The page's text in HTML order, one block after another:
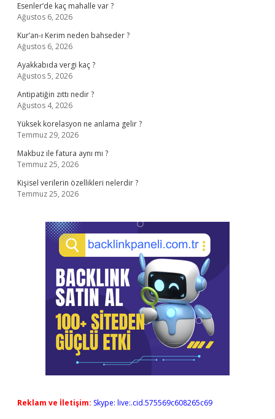
Esenler’de kaç mahalle var ?
Ağustos 6, 2026
Kur’an-ı Kerim neden bahseder ?
Ağustos 6, 2026
Ayakkabıda vergi kaç ?
Ağustos 5, 2026
Antipatiğin zıttı nedir ?
Ağustos 4, 2026
Yüksek korelasyon ne anlama gelir ?
Temmuz 29, 2026
Makbuz ile fatura aynı mı ?
Temmuz 25, 2026
Kişisel verilerin özellikleri nelerdir ?
Temmuz 25, 2026
Reklam ve İletişim: Skype: live:.cid.575569c608265c69